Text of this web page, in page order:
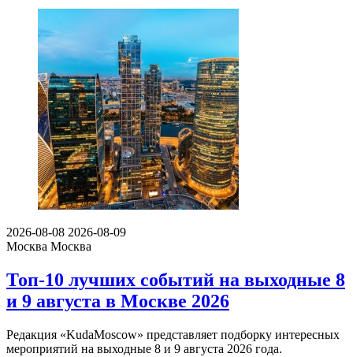
2026-08-08 2026-08-09
Москва Москва
Топ-10 лучших событий на выходные 8
и 9 августа в Москве 2026
Редакция «KudaMoscow» представляет подборку интересных
мероприятий на выходные 8 и 9 августа 2026 года.